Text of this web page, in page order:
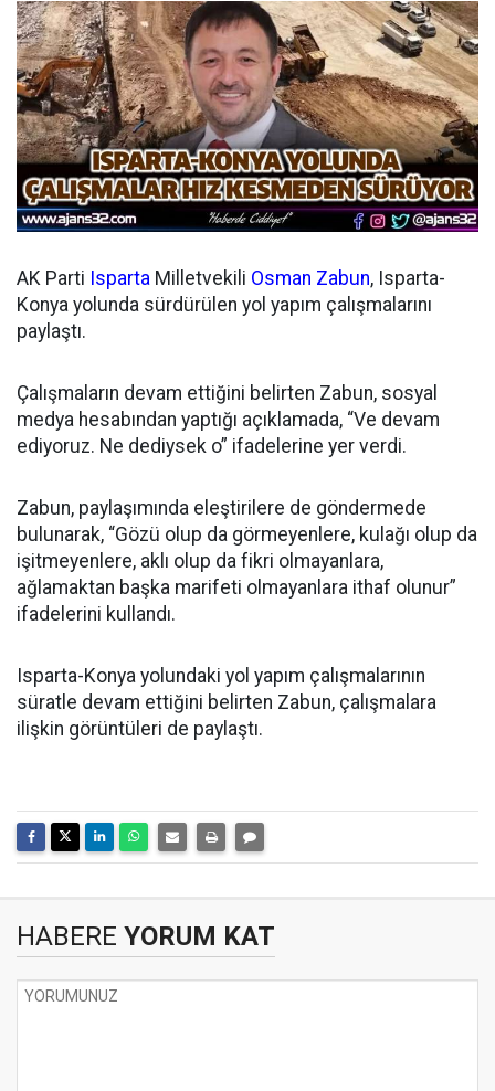
AK Parti Isparta Milletvekili Osman Zabun, Isparta-
Konya yolunda sürdürülen yol yapım çalışmalarını
paylaştı.
Çalışmaların devam ettiğini belirten Zabun, sosyal
medya hesabından yaptığı açıklamada, “Ve devam
ediyoruz. Ne dediysek o” ifadelerine yer verdi.
Zabun, paylaşımında eleştirilere de göndermede
bulunarak, “Gözü olup da görmeyenlere, kulağı olup da
işitmeyenlere, aklı olup da fikri olmayanlara,
ağlamaktan başka marifeti olmayanlara ithaf olunur”
ifadelerini kullandı.
Isparta-Konya yolundaki yol yapım çalışmalarının
süratle devam ettiğini belirten Zabun, çalışmalara
ilişkin görüntüleri de paylaştı.
HABERE YORUM KAT